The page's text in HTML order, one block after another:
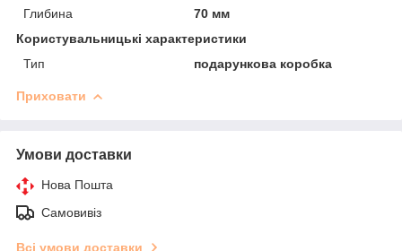
Глибина
70 мм
Користувальницькі характеристики
Тип
подарункова коробка
Приховати
Умови доставки
Нова Пошта
Самовивіз
Всі умови доставки